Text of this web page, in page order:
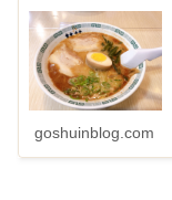
goshuinblog.com